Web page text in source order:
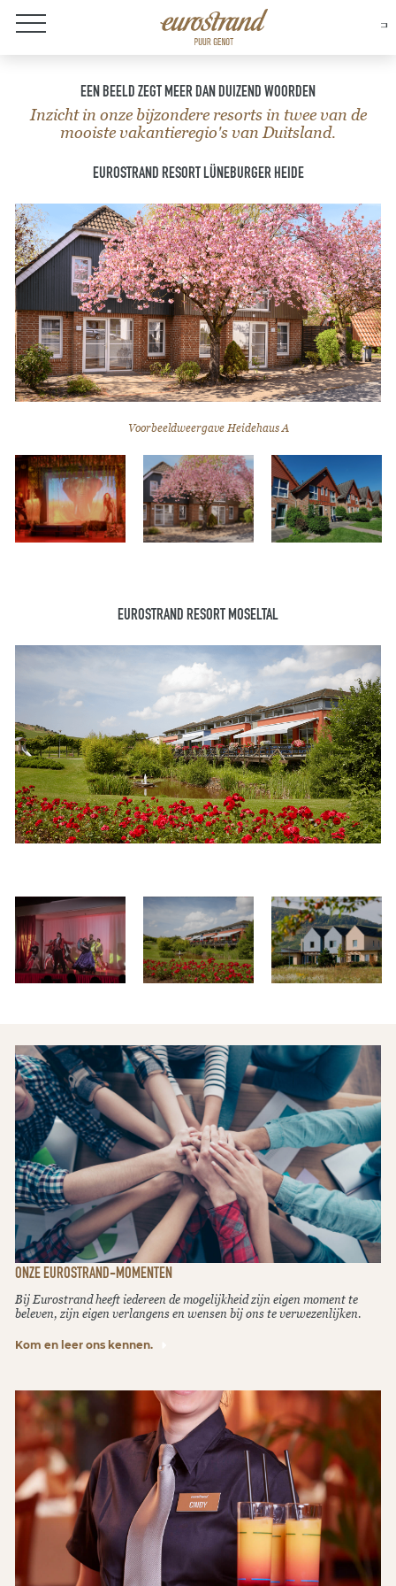
Over Eurostrand
EEN BEELD ZEGT MEER DAN DUIZEND WOORDEN
Inzicht in onze bijzondere resorts in twee van de
mooiste vakantieregio's van Duitsland.
EUROSTRAND RESORT LÜNEBURGER HEIDE
Voorbeeldweergave Heidehaus A
EUROSTRAND RESORT MOSELTAL
ONZE EUROSTRAND-MOMENTEN
Bij Eurostrand heeft iedereen de mogelijkheid zijn eigen moment te
beleven, zijn eigen verlangens en wensen bij ons te verwezenlijken.
Kom en leer ons kennen.